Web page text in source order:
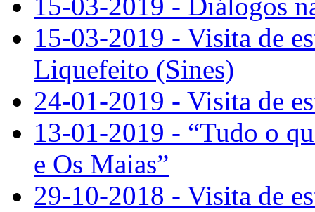
15-03-2019 - Diálogos
15-03-2019 - Visita de
Liquefeito (Sines)
24-01-2019 - Visita de
13-01-2019 - “Tudo o
e Os Maias”
29-10-2018 - Visita de